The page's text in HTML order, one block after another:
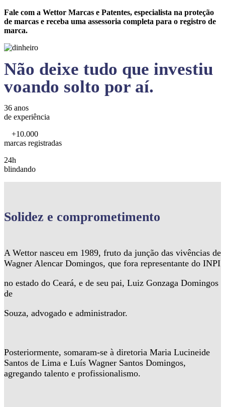
Fale com a Wettor Marcas e Patentes, especialista na proteção
de marcas e receba uma assessoria completa para o registro de
marca.
Não deixe tudo que investiu
voando solto por aí.
36 anos
de experiência
+10.000
marcas registradas
24h
blindando
Solidez e comprometimento
A Wettor nasceu em 1989, fruto da junção das vivências de
Wagner Alencar Domingos, que fora representante do INPI
no estado do Ceará, e de seu pai, Luiz Gonzaga Domingos
de
Souza, advogado e administrador.
Posteriormente, somaram-se à diretoria Maria Lucineide
Santos de Lima e Luís Wagner Santos Domingos,
agregando talento e profissionalismo.